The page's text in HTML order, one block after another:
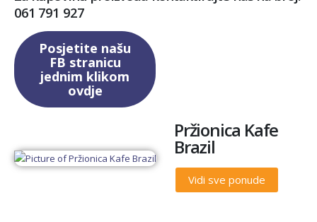
061 791 927
Posjetite našu
FB stranicu
jednim klikom
ovdje
Pržionica Kafe
Brazil
Vidi sve ponude